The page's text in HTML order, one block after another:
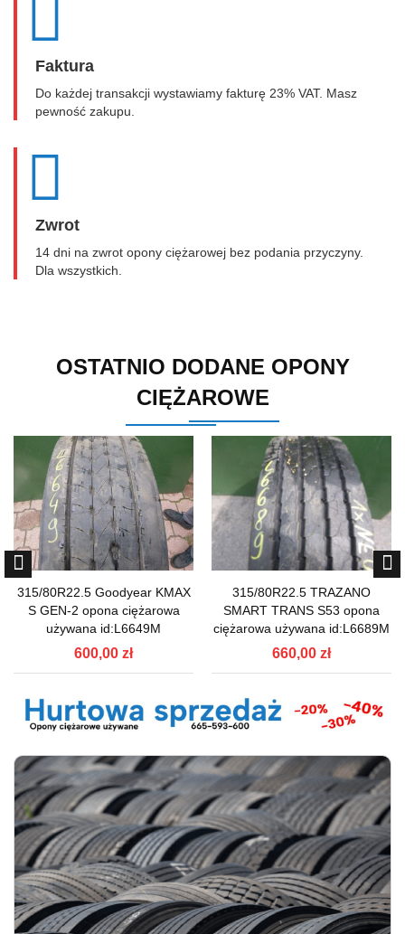
Faktura
Do każdej transakcji wystawiamy fakturę 23% VAT. Masz
pewność zakupu.
Zwrot
14 dni na zwrot opony ciężarowej bez podania przyczyny.
Dla wszystkich.
OSTATNIO DODANE OPONY
CIĘŻAROWE
315/80R22.5 Goodyear KMAX
S GEN-2 opona ciężarowa
używana id:L6649M
600,00 zł
315/80R22.5 TRAZANO
SMART TRANS S53 opona
ciężarowa używana id:L6689M
660,00 zł